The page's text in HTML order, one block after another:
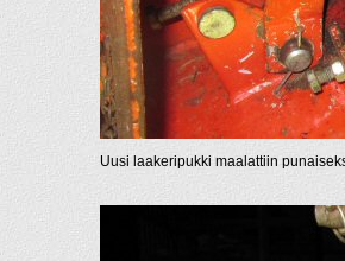
Uusi laakeripukki maalattiin